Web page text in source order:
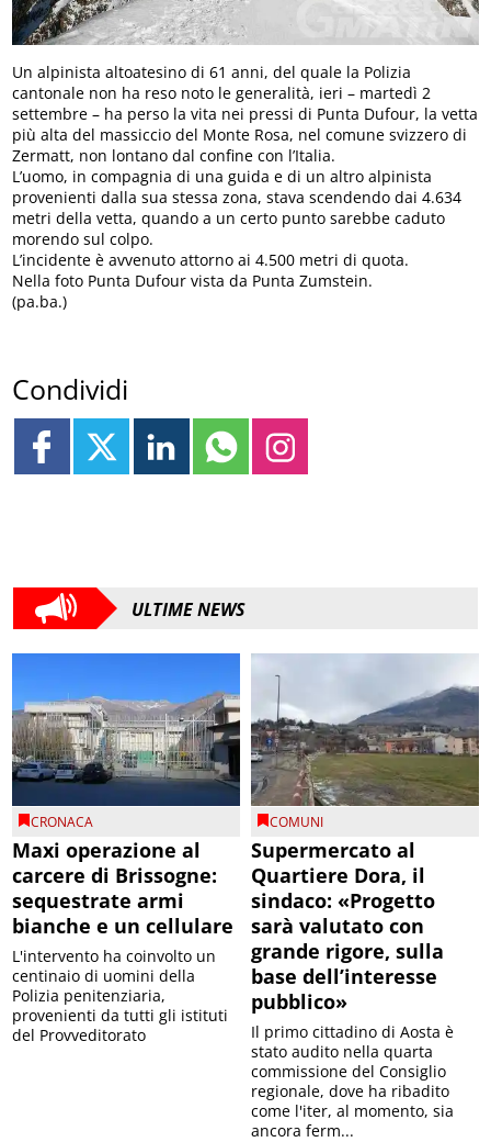
Un alpinista altoatesino di 61 anni, del quale la Polizia
cantonale non ha reso noto le generalità, ieri – martedì 2
settembre – ha perso la vita nei pressi di Punta Dufour, la vetta
più alta del massiccio del Monte Rosa, nel comune svizzero di
Zermatt, non lontano dal confine con l’Italia.
L’uomo, in compagnia di una guida e di un altro alpinista
provenienti dalla sua stessa zona, stava scendendo dai 4.634
metri della vetta, quando a un certo punto sarebbe caduto
morendo sul colpo.
L’incidente è avvenuto attorno ai 4.500 metri di quota.
Nella foto Punta Dufour vista da Punta Zumstein.
(pa.ba.)
Condividi
ULTIME NEWS
CRONACA
Maxi operazione al
carcere di Brissogne:
sequestrate armi
bianche e un cellulare
L'intervento ha coinvolto un
centinaio di uomini della
Polizia penitenziaria,
provenienti da tutti gli istituti
del Provveditorato
COMUNI
Supermercato al
Quartiere Dora, il
sindaco: «Progetto
sarà valutato con
grande rigore, sulla
base dell’interesse
pubblico»
Il primo cittadino di Aosta è
stato audito nella quarta
commissione del Consiglio
regionale, dove ha ribadito
come l'iter, al momento, sia
ancora ferm...